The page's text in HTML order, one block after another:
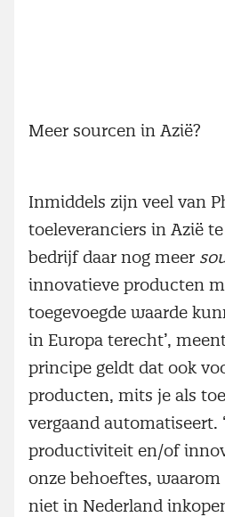
Meer sourcen in Azië?
Inmiddels zijn veel van
toeleveranciers in Azië
bedrijf daar nog meer
innovatieve producten
toegevoegde waarde
in Europa terecht’,
principe geldt dat ook
producten, mits je als
vergaand automatiseert.
productiviteit en/of
onze behoeftes,
niet in Nederland